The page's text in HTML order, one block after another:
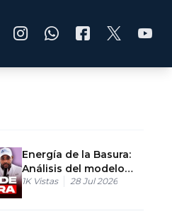
Energía de la Basura:
Análisis del modelo
Blue Energy Power
1K Vistas 28 Jul 2026